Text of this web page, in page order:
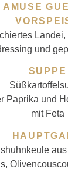
AMUSE
und
SUPPE
Paprika und
mit Feta